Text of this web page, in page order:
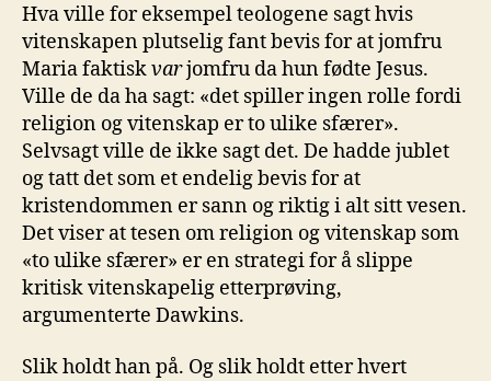
Hva ville for eksempel teologene sagt hvis
vitenskapen plutselig fant bevis for at jomfru
Maria faktiskvarjomfru da hun fødte Jesus.
Ville de da ha sagt: «det spiller ingen rolle fordi
religion og vitenskap er to ulike sfærer».
Selvsagt ville de ikke sagt det. De hadde jublet
og tatt det som et endelig bevis for at
kristendommen er sann og riktig i alt sitt vesen.
Det viser at tesen om religion og vitenskap som
«to ulike sfærer» er en strategi for å slippe
kritisk vitenskapelig etterprøving,
argumenterte Dawkins.
Slik holdt han på. Og slik holdt etter hvert